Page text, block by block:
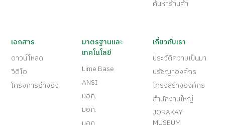
ค้นหาร้านค้า
เอกสาร
ดาวน์โหลด
วีดีโอ
โครงการอ้างอิง
มาตรฐานและ
เทคโนโลยี
Lime Base
ANSI
มอก.
มอก.
เกี่ยวกับเรา
ประวัติความเป็นมา
ปรัชญาองค์กร
โครงสร้างองค์กร
สำนักงานใหญ่
JORAKAY
MUSEUM